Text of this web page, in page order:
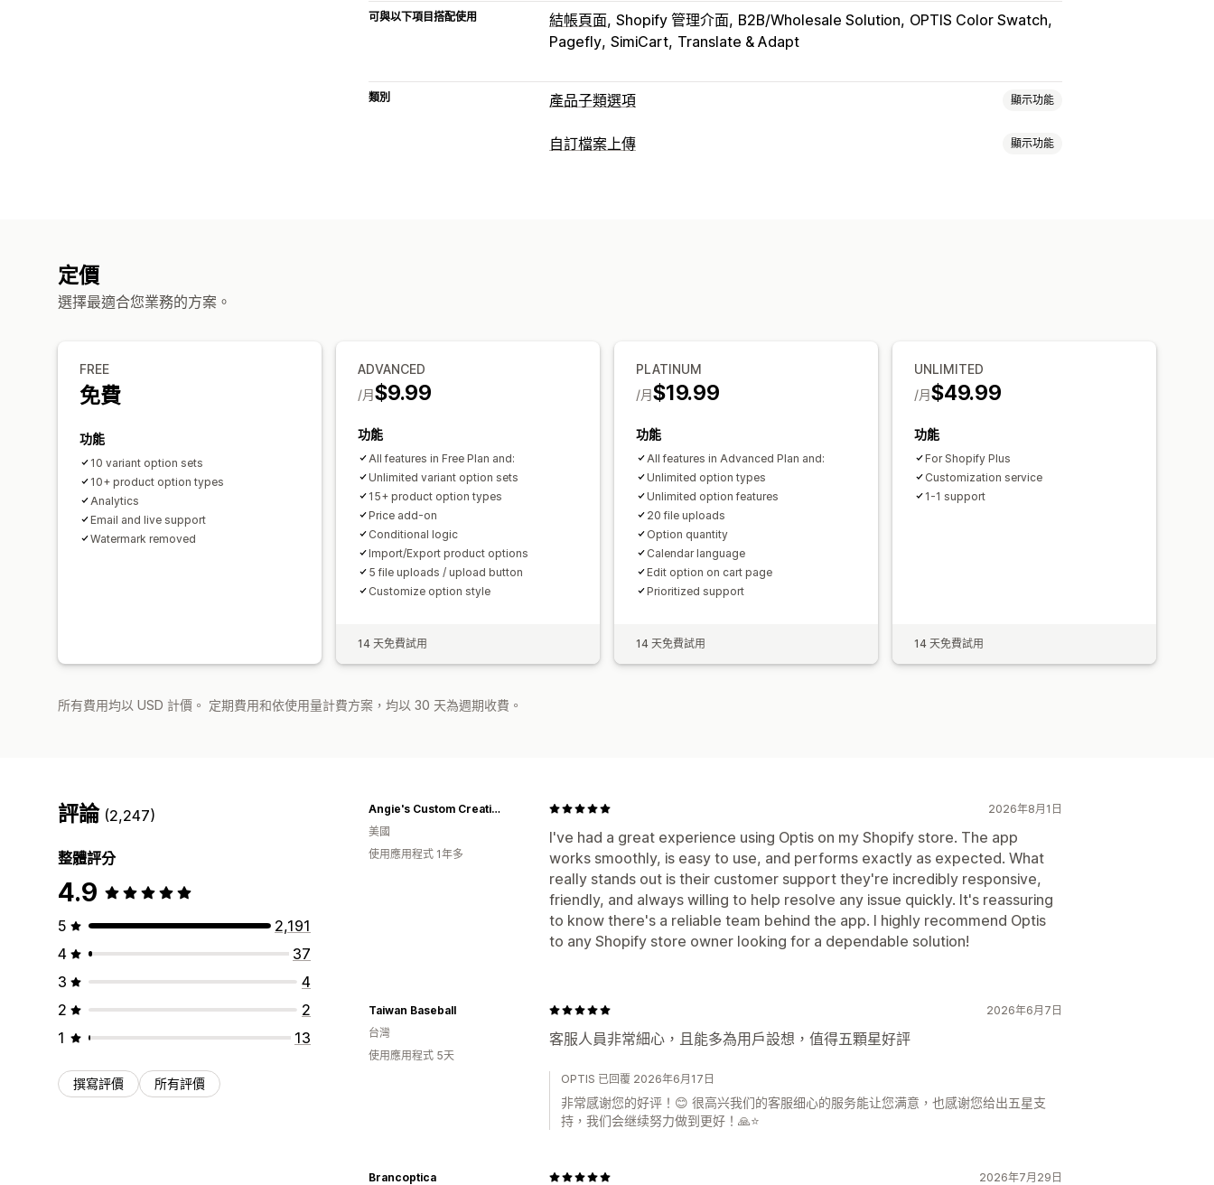
可與以下項目搭配使用 結帳頁面 Shopify 管理介面 B2B/Wholesale Solution OPTIS Color Swatch
Pagefly SimiCart Translate & Adapt
類別 產品子類選項 顯示功能
自訂
自訂檔案上傳 顯示功能
定價
選擇最適合您業務的方案。
FREE
免費
功能
10 variant option sets
10+ product option types
Analytics
Email and live support
Watermark removed
ADVANCED
$9.99
/月
功能
All features in Free Plan and:
Unlimited variant option sets
15+ product option types
Price add-on
Conditional logic
Import/Export product options
5 file uploads / upload button
Customize option style
14 天免費試用
PLATINUM
$19.99
/月
功能
All features in Advanced Plan and:
Unlimited option types
Unlimited option features
20 file uploads
Option quantity
Calendar language
Edit option on cart page
Prioritized support
14 天免費試用
UNLIMITED
$49.99
/月
功能
For Shopify Plus
Customization service
1-1 support
14 天免費試用
所有費用均以 USD 計價。 定期費用和依使用量計費方案，均以 30 天為週期收費。
評論 (2,247)
整體評分
4.9
5
2,191
4
37
3
4
2
2
1
13
撰寫評價 所有評價
2026年8月1日
I've had a great experience using Optis on my Shopify store. The app
works smoothly, is easy to use, and performs exactly as expected. What
really stands out is their customer support they're incredibly responsive,
friendly, and always willing to help resolve any issue quickly. It's reassuring
to know there's a reliable team behind the app. I highly recommend Optis
to any Shopify store owner looking for a dependable solution!
Angie's Custom Creations
美國
使用應用程式 1年多
2026年6月7日
客服人員非常細心，且能多為用戶設想，值得五顆星好評
Taiwan Baseball
台灣
使用應用程式 5天
OPTIS 已回覆 2026年6月17日
非常感谢您的好评！😊 很高兴我们的客服细心的服务能让您满意，也感谢您给出五星支
持，我们会继续努力做到更好！🙏⭐
2026年7月29日
Brancoptica